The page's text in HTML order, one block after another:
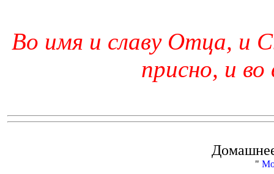
Во имя и славу Отца, и
присно, и во
"